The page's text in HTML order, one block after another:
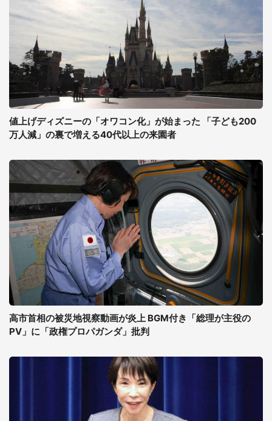
値上げディズニーの「オワコン化」が始まった 「子ども200
万人減」の裏で増える40代以上の来園者
高市首相の被災地視察動画が炎上 BGM付き「総理が主役の
PV」に「政権プロパガンダ」批判